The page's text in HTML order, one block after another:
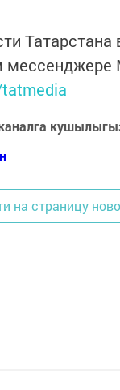
Татарстана
мессенджере
на страницу